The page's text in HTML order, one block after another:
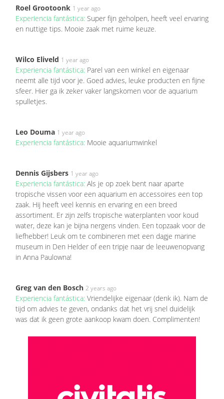
Roel Grootoonk 1 year ago
Experiencia fantástica: Super fijn geholpen, heeft veel ervaring
en nuttige tips. Mooie zaak met ruime keuze.
Wilco Eliveld 1 year ago
Experiencia fantástica: Parel van een winkel en eigenaar
neemt alle tijd voor je. Goed advies, leuke producten en fijne
sfeer. Hier ga ik zeker vaker langskomen voor de aquarium
spulletjes.
Leo Douma 1 year ago
Experiencia fantástica: Mooie aquariumwinkel
Dennis Gijsbers 1 year ago
Experiencia fantástica: Als je op zoek bent naar aparte
tropische vissen voor een aquarium en accessoires een top
zaak. Hij heeft veel kennis en ervaring en een breed
assortiment. Er zijn zelfs tropische waterplanten voor koud
water, deze kan je bijna nergens vinden. Een topzaak voor de
liefhebber! Leuk om te combineren met een dagje marine
museum in Den Helder of een tripje naar de leeuwenopvang
in Anna Paulowna!
Greg van den Bosch 2 years ago
Experiencia fantástica: Vriendelijke eigenaar (denk ik). Nam de
tijd om advies te geven, ondanks dat het vrij snel duidelijk
was dat ik geen grote aankoop kwam doen. Complimenten!